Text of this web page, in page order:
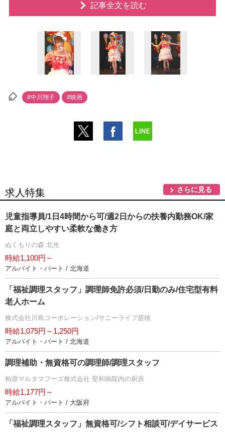
記事全文を読む
#中川翔子 #映画
求人特集 さらに見る
児童指導員/1日4時間から可/週2日からの扶養内勤務OK/家
庭と両立しやすい柔軟な働き方
ぬくもりの森 北光
時給1,100円～
アルバイト・パート / 北海道
「福祉調理スタッフ」調理師免許必須/日勤のみ/住宅型有料
老人ホーム
株式会社川島コーポレーション/サニーライフ苗穂
時給1,075円～1,250円
アルバイト・パート / 北海道
調理補助・無資格可の調理師/調理スタッフ
柏原マルタマフーズ株式会社 聖和病院内の厨房
時給1,177円～
アルバイト・パート / 大阪府
「福祉調理スタッフ」無資格可/シフト相談可/デイサービス